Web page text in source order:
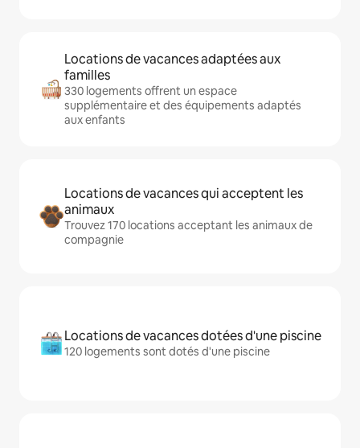
Locations de vacances adaptées aux
familles
330 logements offrent un espace
supplémentaire et des équipements adaptés
aux enfants
Locations de vacances qui acceptent les
animaux
Trouvez 170 locations acceptant les animaux de
compagnie
Locations de vacances dotées d'une piscine
120 logements sont dotés d'une piscine